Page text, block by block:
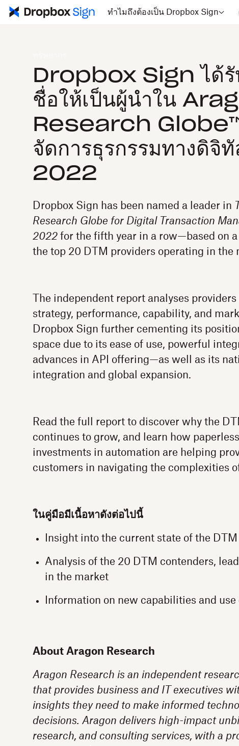
ทำไมถึงต้องเป็น Dropbox Sign
Dropbox Sign ได้รั
ชื่อให้เป็นผู้นำใน
Research Globe™
จัดการธุรกรรมทางดิจิทั
2022
Dropbox Sign has been named a leader in
Research Globe for Digital Transaction
2022 for the fifth year in a row—based on
the top 20 DTM providers operating in the
The independent report analyses
strategy, performance, capability, and
Dropbox Sign further cementing its
space due to its ease of use, powerful
advances in API offering—as well as its
integration and global expansion.
Read the full report to discover why the
continues to grow, and learn how
investments in automation are helping
customers in navigating the complexities
ในคู่มือมีเนื้อหาดังต่อไปนี้
Insight into the current state of the
Analysis of the 20 DTM contenders,
in the market
Information on new capabilities and use
About Aragon Research
Aragon Research is an independent
that provides business and IT executives
insights they need to make informed
decisions. Aragon delivers high-impact
research, and consulting services, with a